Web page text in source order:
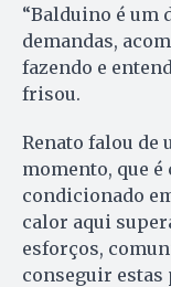
“Balduino é um
demandas,
fazendo e
frisou.
Renato falou de
momento, que
condicionado
calor aqui
esforços,
conseguir estas